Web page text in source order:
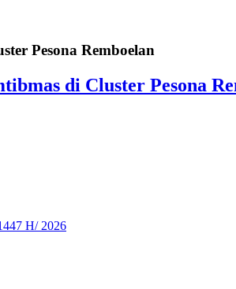
Pesona Remboelan
di Cluster Pesona
H/ 2026